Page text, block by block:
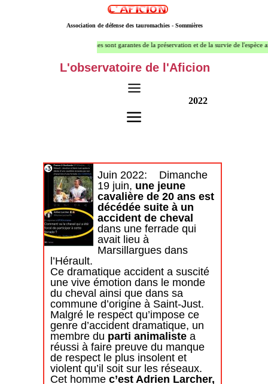
Association de défense des tauromachies - Sommières
L'observatoire de l'Aficion
Seules les cultures taurines sont garantes de la préservation et de la survie de l'espèce animale
2022
Juin 2022: Dimanche
19 juin, une jeune
cavalière de 20 ans est
décédée suite à un
accident de cheval
dans une ferrade qui
avait lieu à
Marsillargues dans
l’Hérault.
Ce dramatique accident a suscité
une vive émotion dans le monde
du cheval ainsi que dans sa
commune d’origine à Saint-Just.
Malgré le respect qu’impose ce
genre d’accident dramatique, un
membre du parti animalistea
réussi à faire preuve du manque
de respect le plus insolent et
violent qu’il soit sur les réseaux.
Cet homme c’est Adrien Larcher,